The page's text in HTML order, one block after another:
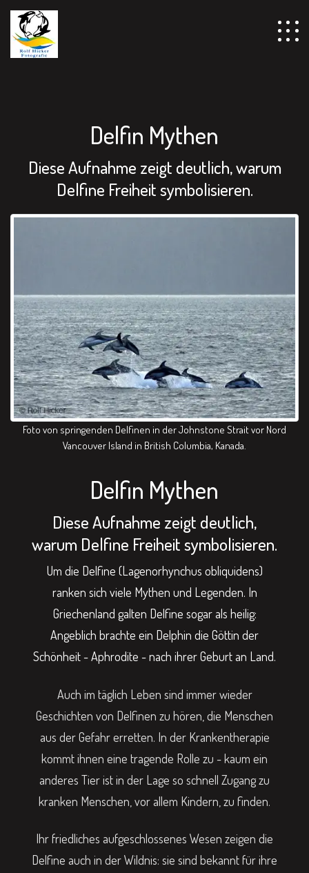
================================================== -->
Delfin Mythen
Diese Aufnahme zeigt deutlich, warum
Delfine Freiheit symbolisieren.
Foto von springenden Delfinen in der Johnstone Strait vor Nord
Vancouver Island in British Columbia, Kanada.
Delfin Mythen
Diese Aufnahme zeigt deutlich,
warum Delfine Freiheit symbolisieren.
Um die Delfine (Lagenorhynchus obliquidens)
ranken sich viele Mythen und Legenden. In
Griechenland galten Delfine sogar als heilig:
Angeblich brachte ein Delphin die Göttin der
Schönheit - Aphrodite - nach ihrer Geburt an Land.
Auch im täglich Leben sind immer wieder
Geschichten von Delfinen zu hören, die Menschen
aus der Gefahr erretten. In der Krankentherapie
kommt ihnen eine tragende Rolle zu - kaum ein
anderes Tier ist in der Lage so schnell Zugang zu
kranken Menschen, vor allem Kindern, zu finden.
Ihr friedliches aufgeschlossenes Wesen zeigen die
Delfine auch in der Wildnis: sie sind bekannt für ihre